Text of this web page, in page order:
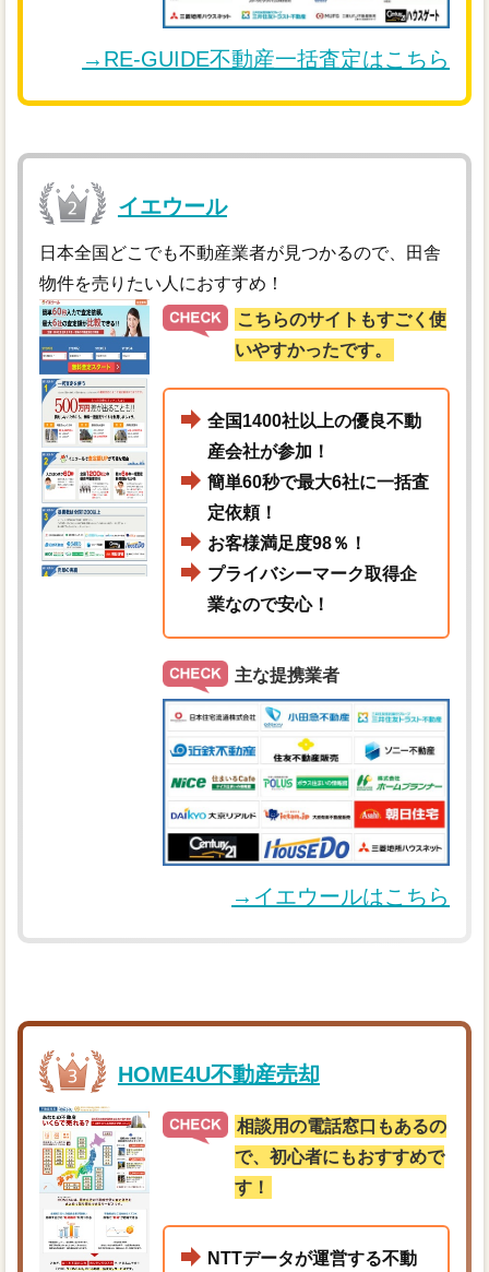
→RE-GUIDE不動産一括査定はこちら
イエウール
日本全国どこでも不動産業者が見つかるので、田舎
物件を売りたい人におすすめ！
こちらのサイトもすごく使
いやすかったです。
全国1400社以上の優良不動
産会社が参加！
簡単60秒で最大6社に一括査
定依頼！
お客様満足度98％！
プライバシーマーク取得企
業なので安心！
主な提携業者
→イエウールはこちら
HOME4U不動産売却
相談用の電話窓口もあるの
で、初心者にもおすすめで
す！
NTTデータが運営する不動